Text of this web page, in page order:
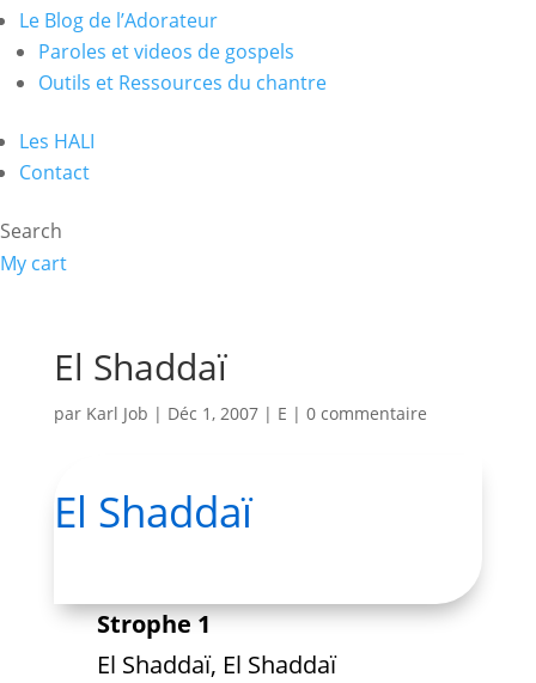
Le Blog de l’Adorateur
Paroles et videos de gospels
Outils et Ressources du chantre
Les HALI
Contact
Search
My cart
El Shaddaï
par Karl Job | Déc 1, 2007| E | 0 commentaire
El Shaddaï
Strophe 1
El Shaddaï, El Shaddaï